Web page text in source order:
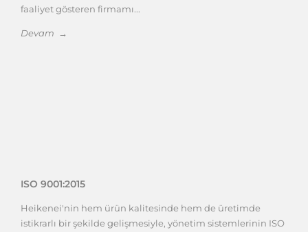
faaliyet gösteren firmamı...
Devam →
ISO 9001:2015
Heikenei'nin hem ürün kalitesinde hem de üretimde
istikrarlı bir şekilde gelişmesiyle, yönetim sistemlerinin ISO